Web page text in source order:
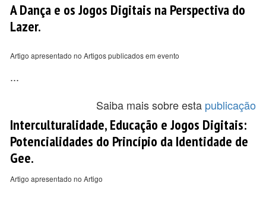
A Dança e os Jogos Digitais na Perspectiva do
Lazer.
Artigo apresentado no Artigos publicados em evento
...
Saiba mais sobre esta publicação
Interculturalidade, Educação e Jogos Digitais:
Potencialidades do Princípio da Identidade de
Gee.
Artigo apresentado no Artigo